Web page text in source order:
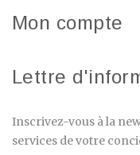
Mon compte
Lettre
Inscrivez-vous à la
services de votre